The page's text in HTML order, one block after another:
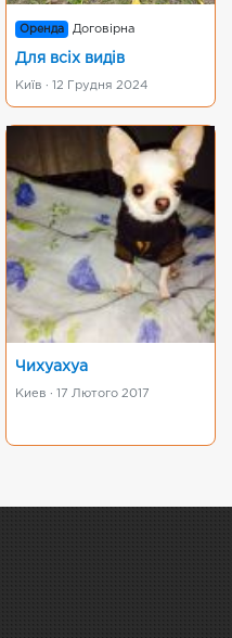
Оренда Договірна
Для всіх видів
Київ · 12 Грудня 2024
Чихуахуа
Киев · 17 Лютого 2017